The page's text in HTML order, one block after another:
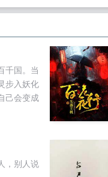
他们而沉默的礼堂
所不能》，《抽卡
：《柯学拯救酒
在柯学世界靠苟续
魔.蝎.小.说
请认真饲养社畜
直男，但
错认闺蜜crush后的修
千国。当
步入妖化
己会变成
，别人说